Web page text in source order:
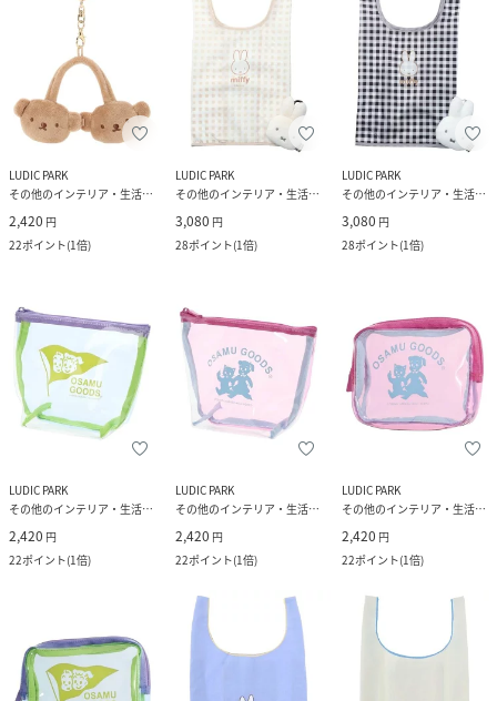
LUDIC PARK
その他のインテリア・生活雑貨
2,420 円
22ポイント(1倍)
LUDIC PARK
その他のインテリア・生活雑貨
3,080 円
28ポイント(1倍)
LUDIC PARK
その他のインテリア・生活雑貨
3,080 円
28ポイント(1倍)
LUDIC PARK
その他のインテリア・生活雑貨
2,420 円
22ポイント(1倍)
LUDIC PARK
その他のインテリア・生活雑貨
2,420 円
22ポイント(1倍)
LUDIC PARK
その他のインテリア・生活雑貨
2,420 円
22ポイント(1倍)